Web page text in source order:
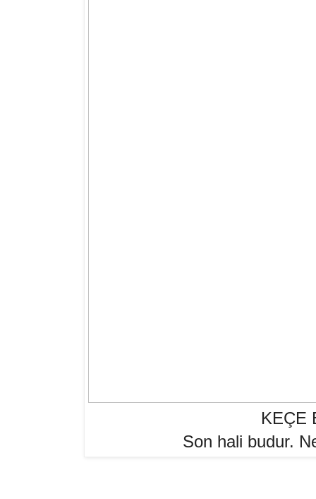
KEÇE
Son hali budur.